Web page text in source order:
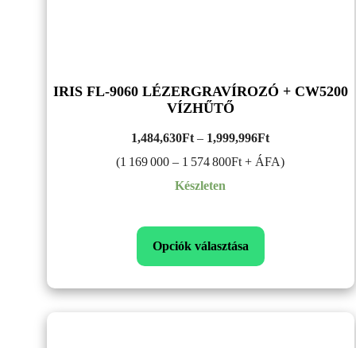
IRIS FL-9060 LÉZERGRAVÍROZÓ + CW5200
VÍZHŰTŐ
1,484,630Ft – 1,999,996FtÁrtartomány:
1,484,630Ft
(1 169 000 – 1 574 800Ft + ÁFA)
Készleten
Opciók választása